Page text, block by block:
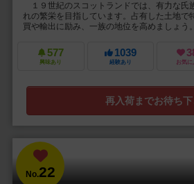
１９世紀のスコットランドでは、有力な氏
れの繁栄を目指しています。占有した土地で
買や輸出に励み、一族の地位を高めましょう
577
興味あり
1039
経験あり お気に
再入荷までお待ち
No.22